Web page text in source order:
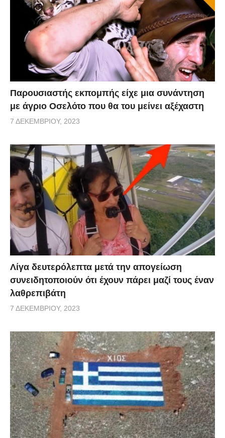
Παρουσιαστής εκπομπής είχε μια συνάντηση
με άγριο Οσελότο που θα του μείνει αξέχαστη
7 ΔΕΚΕΜΒΡΊΟΥ, 2023
Λίγα δευτερόλεπτα μετά την απογείωση
συνειδητοποιούν ότι έχουν πάρει μαζί τους έναν
λαθρεπιβάτη
7 ΔΕΚΕΜΒΡΊΟΥ, 2023